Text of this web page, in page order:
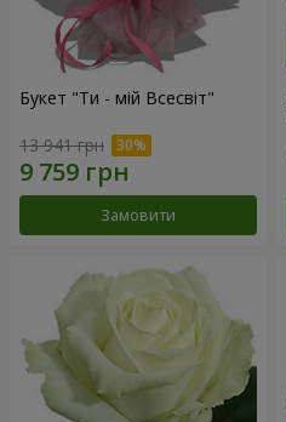
Букет "Ти - мій Всесвіт"
13 941 грн
Замовити